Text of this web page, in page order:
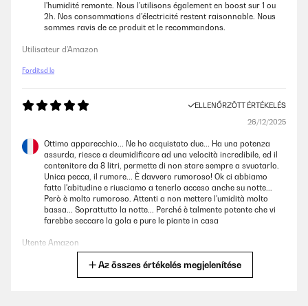
l'humidité remonte. Nous l'utilisons également en boost sur 1 ou
2h. Nos consommations d'électricité restent raisonnable. Nous
sommes ravis de ce produit et le recommandons.
Utilisateur d'Amazon
Fordítsd le
ELLENŐRZÖTT ÉRTÉKELÉS
26/12/2025
Ottimo apparecchio... Ne ho acquistato due... Ha una potenza
assurda, riesce a deumidificare ad una velocità incredibile, ed il
contenitore da 8 litri, permette di non stare sempre a svuotarlo.
Unica pecca, il rumore... È davvero rumoroso! Ok ci abbiamo
fatto l'abitudine e riusciamo a tenerlo acceso anche su notte...
Però è molto rumoroso. Attenti a non mettere l'umidità molto
bassa... Soprattutto la notte... Perché è talmente potente che vi
farebbe seccare la gola e pure le piante in casa
Utente Amazon
Az összes értékelés megjelenítése